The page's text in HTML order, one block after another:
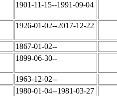
1901-11-15--1991-09-04
1926-01-02--2017-12-22
1867-01-02--
1899-06-30--
1963-12-02--
1980-01-04--1981-03-27